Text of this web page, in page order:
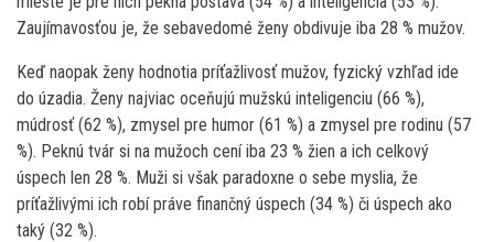
Zaujímavosťou je, že sebavedomé ženy obdivuje iba 28 % mužov.
Keď naopak ženy hodnotia príťažlivosť mužov, fyzický vzhľad ide
do úzadia. Ženy najviac oceňujú mužskú inteligenciu (66 %),
múdrosť (62 %), zmysel pre humor (61 %) a zmysel pre rodinu (57
%). Peknú tvár si na mužoch cení iba 23 % žien a ich celkový
úspech len 28 %. Muži si však paradoxne o sebe myslia, že
príťažlivými ich robí práve finančný úspech (34 %) či úspech ako
taký (32 %).